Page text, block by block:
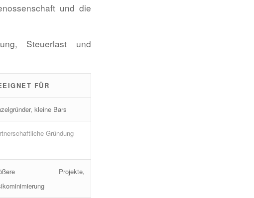
und die
Steuerlast und
FÜR
kleine Bars
Gründung
Projekte,